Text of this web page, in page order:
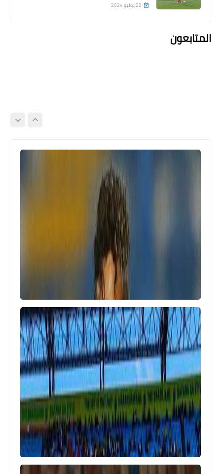
22 يوليو 2024
المتابعون
عمرو أديب يرد على شوبير: بص يا كابتن
احمد يا حبيبي .. هنيئاً لكم بزيزو لا هيزود
Egypt
قضية منشطات رمضان صبحي تعود
للسطح من جديد واللاعب يخضع لإجراء
عاجل